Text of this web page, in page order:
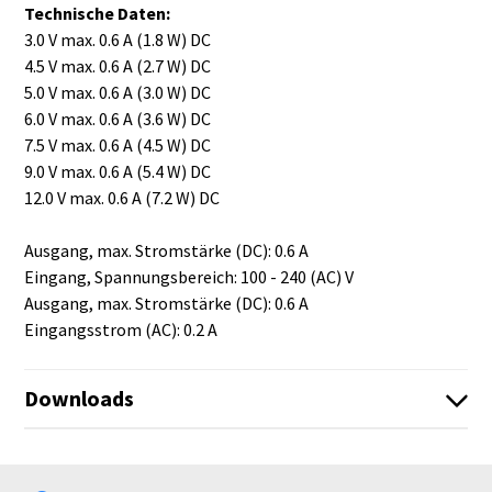
Technische Daten:
3.0 V max. 0.6 A (1.8 W) DC
4.5 V max. 0.6 A (2.7 W) DC
5.0 V max. 0.6 A (3.0 W) DC
6.0 V max. 0.6 A (3.6 W) DC
7.5 V max. 0.6 A (4.5 W) DC
9.0 V max. 0.6 A (5.4 W) DC
12.0 V max. 0.6 A (7.2 W) DC
Ausgang, max. Stromstärke (DC): 0.6 A
Eingang, Spannungsbereich: 100 - 240 (AC) V
Ausgang, max. Stromstärke (DC): 0.6 A
Eingangsstrom (AC): 0.2 A
Downloads